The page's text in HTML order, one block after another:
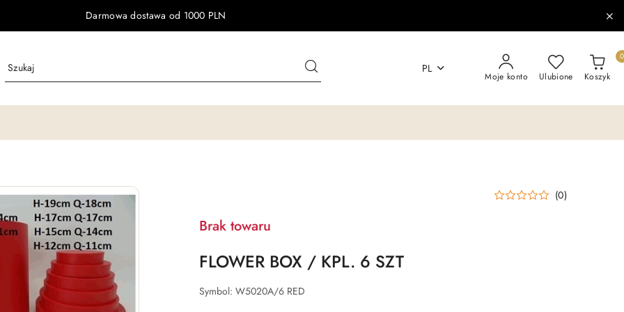
Darmowa dostawa od 1000 PLN
PL
Moje konto Ulubione Koszyk
0
(0)
Brak towaru
FLOWER BOX / KPL. 6 SZT
Symbol: W5020A/6 RED